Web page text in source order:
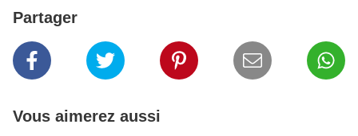
Partager
Vous aimerez aussi